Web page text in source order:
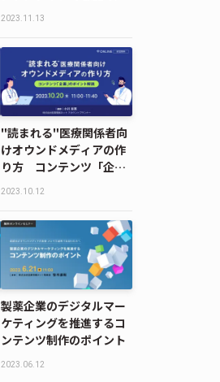
のコンテンツも必要なの
て見えてきたこととは
2023.11.13
"読まれる"医療関係者向
けオウンドメディアの作
り方 コンテンツ「企
画」のポイント解説
2023.10.12
製薬企業のデジタルマー
ケティングを推進するコ
ンテンツ制作のポイント
2023.06.12